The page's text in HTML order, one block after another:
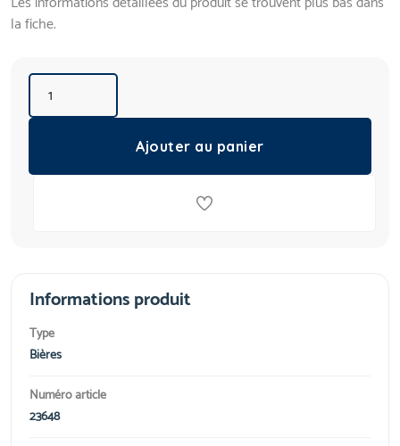
la fiche.
Ajouter au panier
Informations produit
Type
Bières
Numéro article
23648